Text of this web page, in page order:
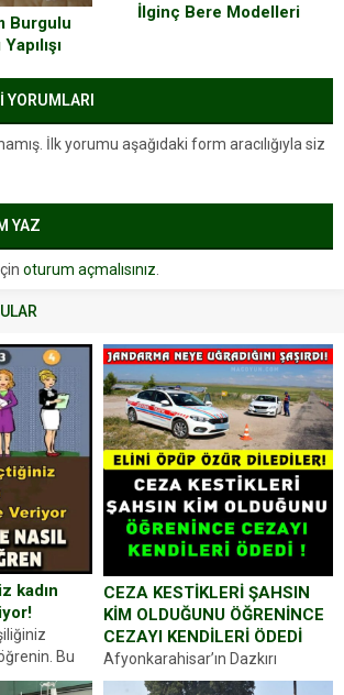
kadın
Bu
farklı bir
CEZA KESTİKLERİ ŞAHSIN
KİM OLDUĞUNU ÖĞRENİNCE
CEZAYI KENDİLERİ ÖDEDİ
Afyonkarahisar’ın Dazkırı
ilçesinde trafik uygulaması
Burgulu
İlginç Bere Modelleri
YORUMLARI
İlk yorumu aşağıdaki form aracılığıyla siz
YAZ
oturum açmalısınız